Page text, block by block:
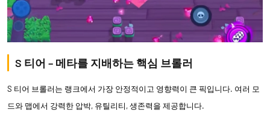
S 티어 – 메타를 지배하는 핵심 브롤러
S 티어 브롤러는 랭크에서 가장 안정적이고 영향력이 큰 픽입니다. 여러 모
드와 맵에서 강력한 압박, 유틸리티, 생존력을 제공합니다.